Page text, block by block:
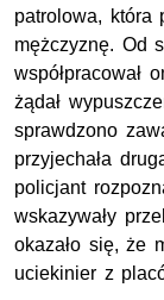
patrolowa, która
mężczyznę. Od
współpracował
żądał
sprawdzono
przyjechała
policjant
wskazywały
okazało się, że
uciekinier z